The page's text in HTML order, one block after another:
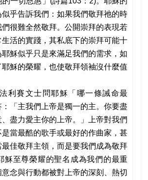
乎告訴我們：如果我們敬拜祂的時
們很難全然敬拜。公開崇拜的表現若
活的實踐，其私底下的崇拜可能十
穌似乎只是來滿足我們的需求，如
穌的榮耀，也使敬拜領袖沒什麼值
利賽文士問耶穌「哪一條誡命最
「主我們上帝是獨一的主。你要盡
盡力愛主你的上帝。」上帝對我們
當最酷的歌手或最好的作曲家，甚
佳敬拜主領，而是要我們成為敬拜
穌至尊榮耀的聖名成為我們的最重
念與行動都被對上帝的深刻、熱切